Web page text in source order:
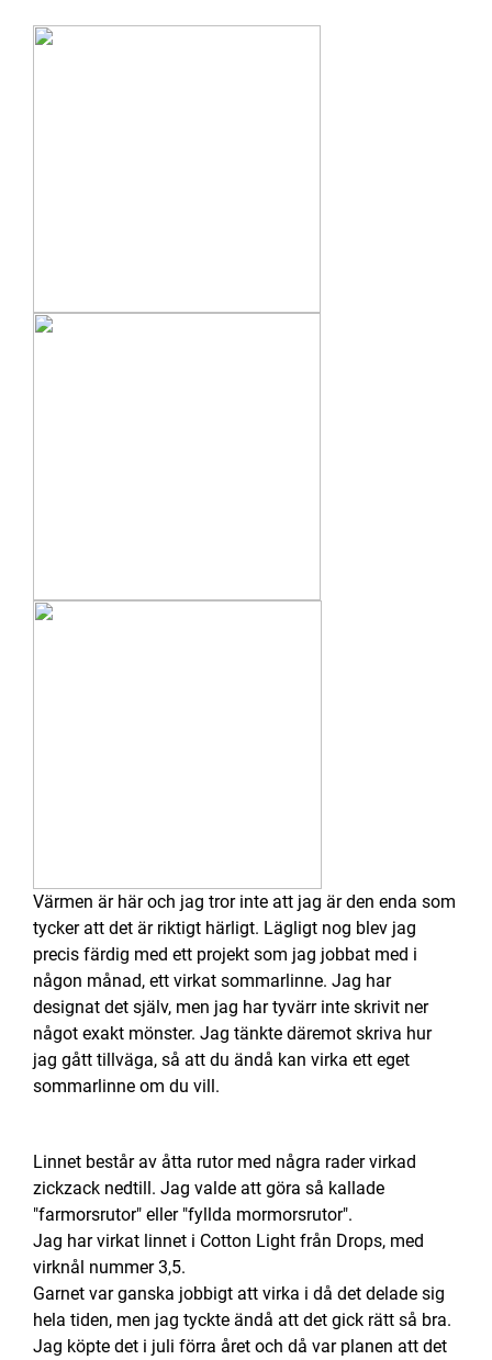
Värmen är här och jag tror inte att jag är den enda som
tycker att det är riktigt härligt. Lägligt nog blev jag
precis färdig med ett projekt som jag jobbat med i
någon månad, ett virkat sommarlinne. Jag har
designat det själv, men jag har tyvärr inte skrivit ner
något exakt mönster. Jag tänkte däremot skriva hur
jag gått tillväga, så att du ändå kan virka ett eget
sommarlinne om du vill.
Linnet består av åtta rutor med några rader virkad
zickzack nedtill. Jag valde att göra så kallade
"farmorsrutor" eller "fyllda mormorsrutor".
Jag har virkat linnet i Cotton Light från Drops, med
virknål nummer 3,5.
Garnet var ganska jobbigt att virka i då det delade sig
hela tiden, men jag tyckte ändå att det gick rätt så bra.
Jag köpte det i juli förra året och då var planen att det